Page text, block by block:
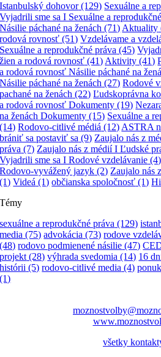
Istanbulský dohovor(129) Sexuálne a
Vyjadrili sme sa I Sexuálne a
Násilie páchané na ženách (71) Aktuality
rodová rovnosť (51) Vzdelávame a
Sexuálne a reprodukčné práva (45)
žien a rodová rovnosť (41) Aktivity (41)
a rodová rovnosť Násilie páchané na
Násilie páchané na ženách (27) Rodové
pachané na ženách (22) Ľudskoprávna
a rodová rovnosť Dokumenty (19)
na ženách Dokumenty (15) Sexuálne a
(14) Rodovo-citlivé médiá (12) ASTRA
brániť sa postaviť sa (9) Zaujalo nás z
práva (7) Zaujalo nás z médií I Ľudské
Vyjadrili sme sa I Rodové vzdelávanie (4)
Rodovo-vyvážený jazyk (2) Zaujalo nás
(1) Videá (1) občianska spoločnosť (1)
Témy
sexuálne a reprodukčné práva (129)
media (75) advokácia (73) rodove
(48) rodovo podmienené násilie (47)
projekt (28) výhrada svedomia (14) 16
histórii (5) rodovo-citlivé media (4)
(1)
všetky